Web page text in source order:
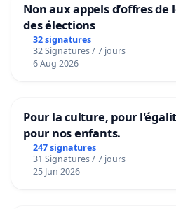
Non aux appels d’offres
des élections
32 signatures
32 Signatures / 7 jours
6 Aug 2026
Pour la culture, pour
pour nos enfants.
247 signatures
31 Signatures / 7 jours
25 Jun 2026